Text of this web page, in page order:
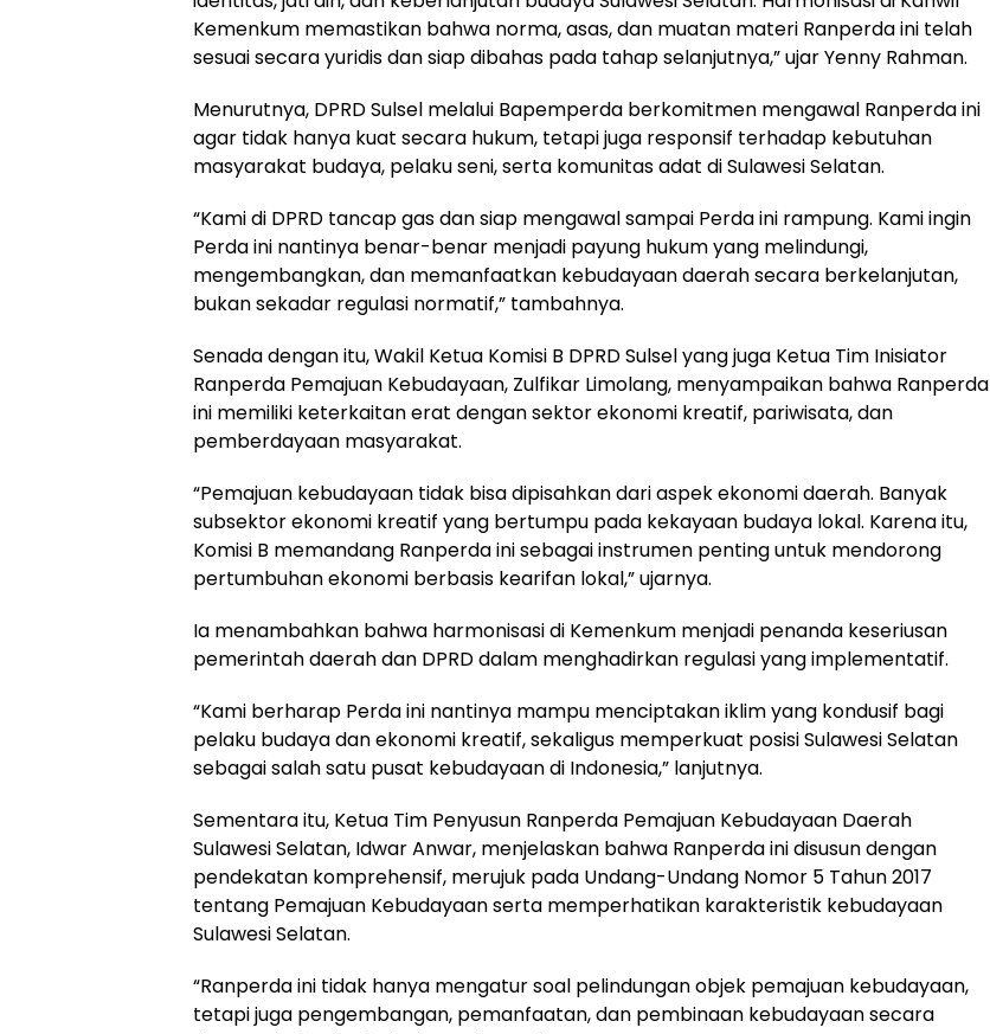
Kemenkum memastikan bahwa norma, asas, dan muatan materi Ranperda ini telah
sesuai secara yuridis dan siap dibahas pada tahap selanjutnya,” ujar Yenny Rahman.
Menurutnya, DPRD Sulsel melalui Bapemperda berkomitmen mengawal Ranperda ini
agar tidak hanya kuat secara hukum, tetapi juga responsif terhadap kebutuhan
masyarakat budaya, pelaku seni, serta komunitas adat di Sulawesi Selatan.
“Kami di DPRD tancap gas dan siap mengawal sampai Perda ini rampung. Kami ingin
Perda ini nantinya benar-benar menjadi payung hukum yang melindungi,
mengembangkan, dan memanfaatkan kebudayaan daerah secara berkelanjutan,
bukan sekadar regulasi normatif,” tambahnya.
Senada dengan itu, Wakil Ketua Komisi B DPRD Sulsel yang juga Ketua Tim Inisiator
Ranperda Pemajuan Kebudayaan, Zulfikar Limolang, menyampaikan bahwa Ranperda
ini memiliki keterkaitan erat dengan sektor ekonomi kreatif, pariwisata, dan
pemberdayaan masyarakat.
“Pemajuan kebudayaan tidak bisa dipisahkan dari aspek ekonomi daerah. Banyak
subsektor ekonomi kreatif yang bertumpu pada kekayaan budaya lokal. Karena itu,
Komisi B memandang Ranperda ini sebagai instrumen penting untuk mendorong
pertumbuhan ekonomi berbasis kearifan lokal,” ujarnya.
Ia menambahkan bahwa harmonisasi di Kemenkum menjadi penanda keseriusan
pemerintah daerah dan DPRD dalam menghadirkan regulasi yang implementatif.
“Kami berharap Perda ini nantinya mampu menciptakan iklim yang kondusif bagi
pelaku budaya dan ekonomi kreatif, sekaligus memperkuat posisi Sulawesi Selatan
sebagai salah satu pusat kebudayaan di Indonesia,” lanjutnya.
Sementara itu, Ketua Tim Penyusun Ranperda Pemajuan Kebudayaan Daerah
Sulawesi Selatan, Idwar Anwar, menjelaskan bahwa Ranperda ini disusun dengan
pendekatan komprehensif, merujuk pada Undang-Undang Nomor 5 Tahun 2017
tentang Pemajuan Kebudayaan serta memperhatikan karakteristik kebudayaan
Sulawesi Selatan.
“Ranperda ini tidak hanya mengatur soal pelindungan objek pemajuan kebudayaan,
tetapi juga pengembangan, pemanfaatan, dan pembinaan kebudayaan secara